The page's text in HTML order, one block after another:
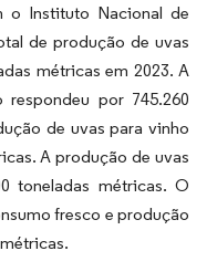
o Instituto Nacional de
de produção de uvas
métricas em 2023. A
por 745.260
de uvas para vinho
A produção de uvas
toneladas métricas. O
fresco e produção